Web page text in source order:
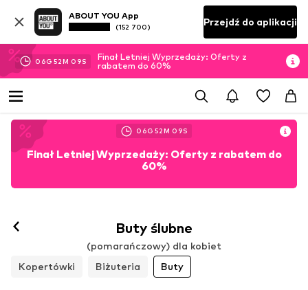
ABOUT YOU App
(152 700) Przejdź do aplikacji
06G 52M 08S
Finał Letniej Wyprzedaży: Oferty z
rabatem do 60%
06G 52M 08S
Finał Letniej Wyprzedaży: Oferty z rabatem do
60%
Buty ślubne
(pomarańczowy) dla kobiet
Kopertówki
Biżuteria Buty